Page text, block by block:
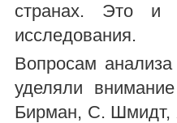
странах. Это и
исследования.
Вопросам
уделяли
Бирман, С. Шмидт,